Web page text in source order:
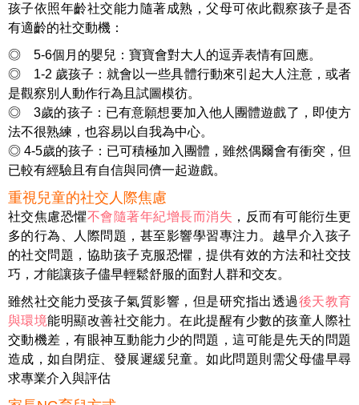
孩子依照年齡社交能力隨著成熟，父母可依此觀察孩子是否
有適齡的社交動機：
◎ 5-6個月的嬰兒：寶寶會對大人的逗弄表情有回應。
◎ 1-2 歲孩子：就會以一些具體行動來引起大人注意，或者
是觀察別人動作行為且試圖模彷。
◎ 3歲的孩子：已有意願想要加入他人團體遊戲了，即使方
法不很熟練，也容易以自我為中心。
◎ 4-5歲的孩子：已可積極加入團體，雖然偶爾會有衝突，但
已較有經驗且有自信與同儕一起遊戲。
重視兒童的社交人際焦慮
社交焦慮恐懼不會隨著年紀增長而消失 ，反而有可能衍生更
多的行為、人際問題，甚至影響學習專注力。越早介入孩子
的社交問題，協助孩子克服恐懼，提供有效的方法和社交技
巧，才能讓孩子儘早輕鬆舒服的面對人群和交友。
雖然社交能力受孩子氣質影響，但是研究指出透過後天教育
與環境能明顯改善社交能力。在此提醒有少數的孩童人際社
交動機差，有眼神互動能力少的問題，這可能是先天的問題
造成，如自閉症、發展遲緩兒童。如此問題則需父母儘早尋
求專業介入與評估